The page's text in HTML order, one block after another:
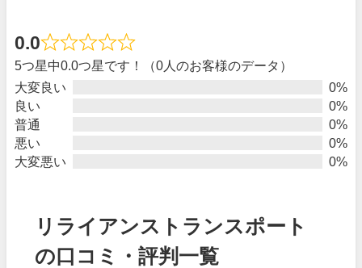
0.0
5つ星中0.0つ星です！（0人のお客様のデータ）
大変良い
0%
良い
0%
普通
0%
悪い
0%
大変悪い
0%
リライアンストランスポート
の口コミ・評判一覧